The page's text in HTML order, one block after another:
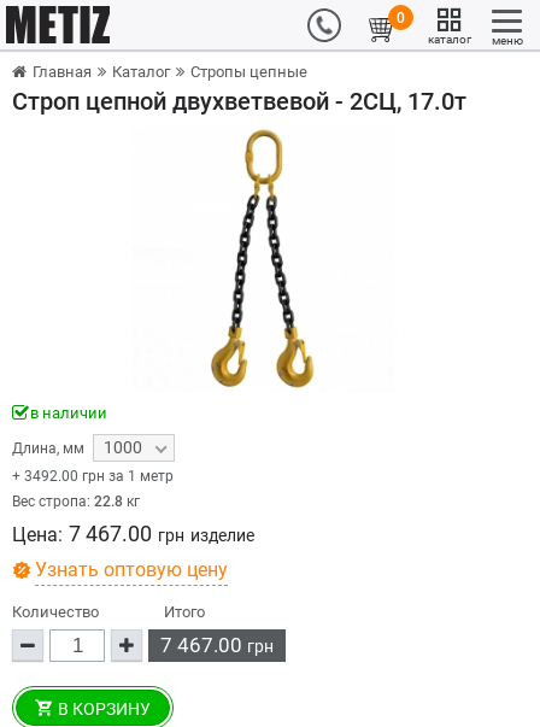
0
каталог меню
Главная Каталог Стропы цепные
Строп цепной двухветвевой - 2СЦ, 17.0т
в наличии
Длина, мм 1000
+ 3492.00 грн за 1 метр
Вес стропа: 22.8 кг
Цена: 7 467.00 грн изделие
Узнать оптовую цену
Количество Итого
7 467.00 грн
В КОРЗИНУ